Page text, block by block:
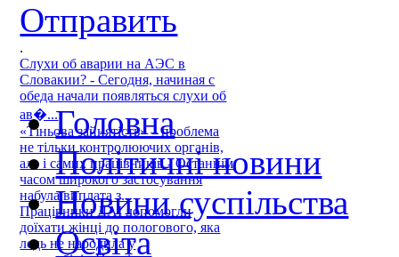
Отправить
.
Слухи об аварии на АЭС в
Словакии? - Сегодня, начиная с
обеда начали появляться слухи об
ав�...
«Тіньова зайнятість» – проблема
не тільки контролюючих органів,
але і самих працівників - Останнім
часом широкого застосування
набула виплата з...
Працівники ДАІ допомогли
доїхати жінці до пологового, яка
ледь не народила у
Головна
Політичні новини
Новини суспільства
Освіта